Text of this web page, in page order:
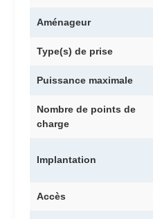
Aménageur
Type(s) de prise
Puissance maximale
Nombre de points de
charge
Implantation
Accès